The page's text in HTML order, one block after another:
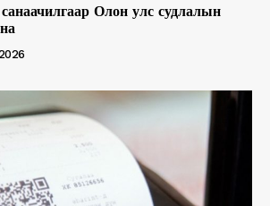
Олон улс судлалын